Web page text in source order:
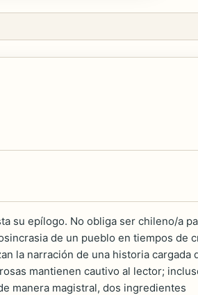
su epílogo. No obliga ser chileno/a
de un pueblo en tiempos de
la narración de una historia cargada
mantienen cautivo al lector;
manera magistral, dos ingredientes